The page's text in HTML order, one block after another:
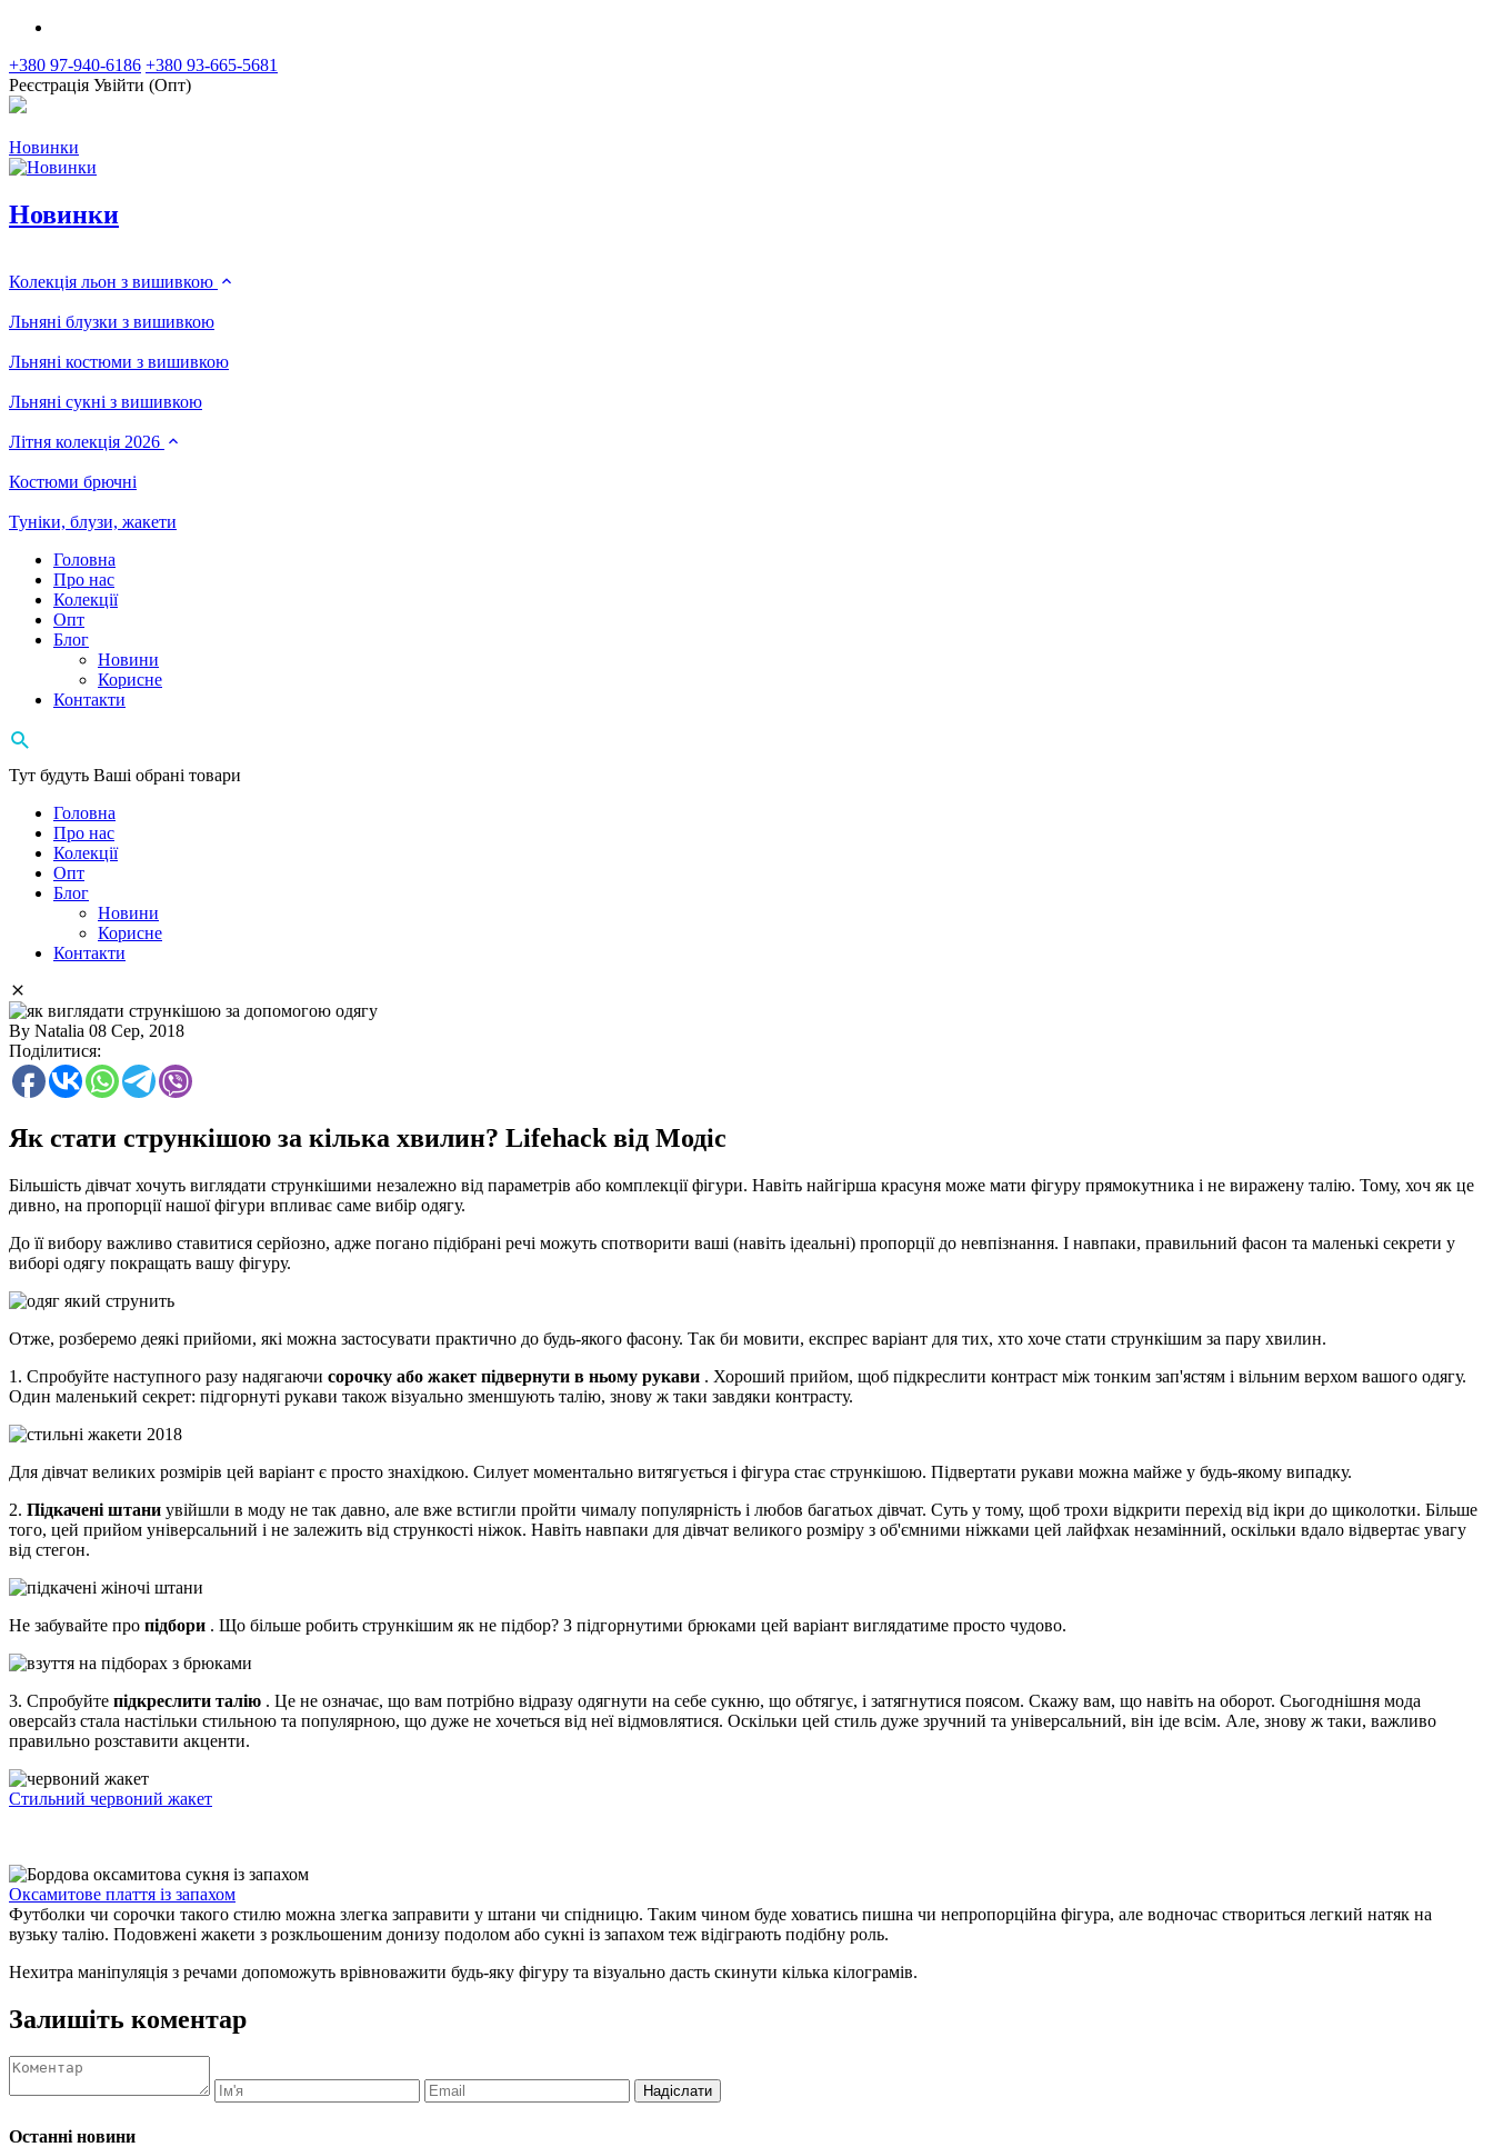
+380 97-940-6186 +380 93-665-5681
Реєстрація Увійти (Опт)
Новинки
Новинки
Колекція льон з вишивкою
Льняні блузки з вишивкою
Льняні костюми з вишивкою
Льняні сукні з вишивкою
Літня колекція 2026
Костюми брючні
Туніки, блузи, жакети
Головна
Про нас
Колекції
Опт
Блог
Новини
Корисне
Контакти
Тут будуть Ваші обрані товари
Головна
Про нас
Колекції
Опт
Блог
Новини
Корисне
Контакти
By Natalia 08 Сер, 2018
Поділитися:
Як стати стрункішою за кілька хвилин? Lifehack від Модіс
Більшість дівчат хочуть виглядати стрункішими незалежно від параметрів або комплекції фігури. Навіть найгірша красуня може мати фігуру прямокутника і не виражену талію. Тому, хоч як це
дивно, на пропорції нашої фігури впливає саме вибір одягу.
До її вибору важливо ставитися серйозно, адже погано підібрані речі можуть спотворити ваші (навіть ідеальні) пропорції до невпізнання. І навпаки, правильний фасон та маленькі секрети у
виборі одягу покращать вашу фігуру.
Отже, розберемо деякі прийоми, які можна застосувати практично до будь-якого фасону. Так би мовити, експрес варіант для тих, хто хоче стати стрункішим за пару хвилин.
1. Спробуйте наступного разу надягаючи сорочку або жакет підвернути в ньому рукави . Хороший прийом, щоб підкреслити контраст між тонким зап'ястям і вільним верхом вашого одягу.
Один маленький секрет: підгорнуті рукави також візуально зменшують талію, знову ж таки завдяки контрасту.
Для дівчат великих розмірів цей варіант є просто знахідкою. Силует моментально витягується і фігура стає стрункішою. Підвертати рукави можна майже у будь-якому випадку.
2. Підкачені штани увійшли в моду не так давно, але вже встигли пройти чималу популярність і любов багатьох дівчат. Суть у тому, щоб трохи відкрити перехід від ікри до щиколотки. Більше
того, цей прийом універсальний і не залежить від стрункості ніжок. Навіть навпаки для дівчат великого розміру з об'ємними ніжками цей лайфхак незамінний, оскільки вдало відвертає увагу
від стегон.
Не забувайте про підбори . Що більше робить стрункішим як не підбор? З підгорнутими брюками цей варіант виглядатиме просто чудово.
3. Спробуйте підкреслити талію . Це не означає, що вам потрібно відразу одягнути на себе сукню, що обтягує, і затягнутися поясом. Скажу вам, що навіть на оборот. Сьогоднішня мода
оверсайз стала настільки стильною та популярною, що дуже не хочеться від неї відмовлятися. Оскільки цей стиль дуже зручний та універсальний, він іде всім. Але, знову ж таки, важливо
правильно розставити акценти.
Стильний червоний жакет
Оксамитове плаття із запахом
Футболки чи сорочки такого стилю можна злегка заправити у штани чи спідницю. Таким чином буде ховатись пишна чи непропорційна фігура, але водночас створиться легкий натяк на
вузьку талію. Подовжені жакети з розкльошеним донизу подолом або сукні із запахом теж відіграють подібну роль.
Нехитра маніпуляція з речами допоможуть врівноважити будь-яку фігуру та візуально дасть скинути кілька кілограмів.
Залишіть коментар
Останні новини